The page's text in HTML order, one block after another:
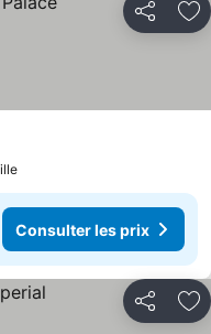
Partager
Consulter les prix
Partager